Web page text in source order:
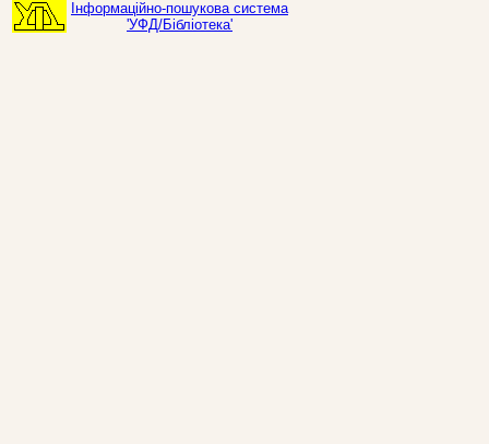
Інформаційно-пошукова система
'УФД/Бібліотека'